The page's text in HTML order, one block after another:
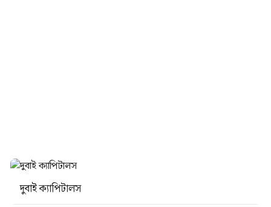
দুবাই ক্যাপিটালস